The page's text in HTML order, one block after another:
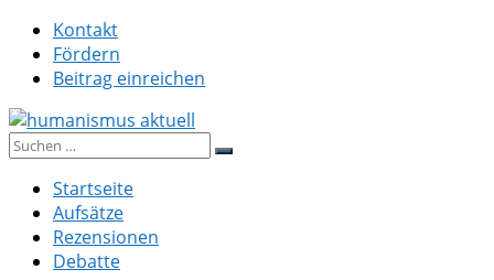
Zum
Inhalt
springen
Kontakt
Fördern
Beitrag einreichen
humanismus aktuell
Suche
Startseite
Aufsätze
Rezensionen
Debatte